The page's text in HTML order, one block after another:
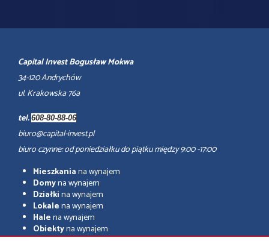
Capital Invest Bogusław Mokwa
34-120 Andrychów
ul. Krakowska 76a
tel. 608-80-88-06
biuro@capital-invest.pl
biuro czynne: od poniedziałku do piątku między 9:00 -17:00
Mieszkaniana wynajem
Domyna wynajem
Działkina wynajem
Lokalena wynajem
Halena wynajem
Obiektyna wynajem